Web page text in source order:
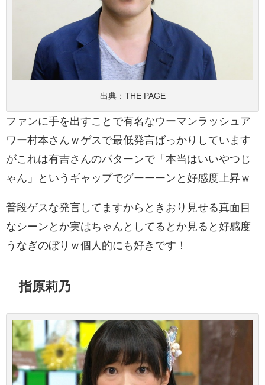
出典： THE PAGE
ファンに手を出すことで有名なウーマンラッシュア
ワー村本さんｗゲスで最低発言ばっかりしています
がこれは有吉さんのパターンで「本当はいいやつじ
ゃん」というギャップでグーーーンと好感度上昇ｗ
普段ゲスな発言してますからときおり見せる真面目
なシーンとか実はちゃんとしてるとか見ると好感度
うなぎのぼりｗ個人的にも好きです！
指原莉乃